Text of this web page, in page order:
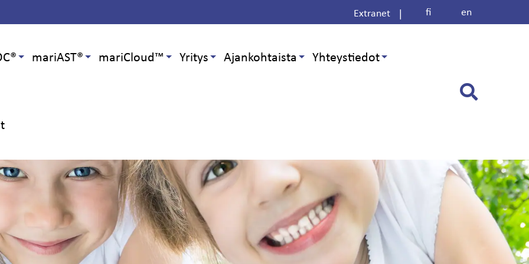
Extranet fi en
mariAST® mariCloud™ Yritys Ajankohtaista Yhteystiedot